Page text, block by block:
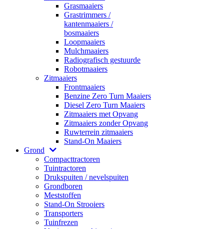
Grasmaaiers
Grastrimmers /
kantenmaaiers /
bosmaaiers
Loopmaaiers
Mulchmaaiers
Radiografisch gestuurde
Robotmaaiers
Zitmaaiers
Frontmaaiers
Benzine Zero Turn Maaiers
Diesel Zero Turn Maaiers
Zitmaaiers met Opvang
Zitmaaiers zonder Opvang
Ruwterrein zitmaaiers
Stand-On Maaiers
Grond
Compacttractoren
Tuintractoren
Drukspuiten / nevelspuiten
Grondboren
Meststoffen
Stand-On Strooiers
Transporters
Tuinfrezen